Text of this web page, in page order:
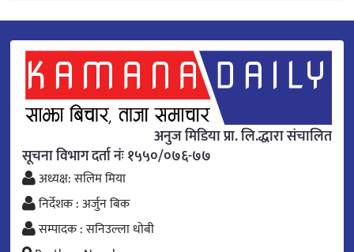
अनुज मिडिया प्रा. लि.द्धारा संचालित
सूचना विभाग दर्ता नंः १५५०/०७६-७७
अध्यक्ष: सलिम मिया
निर्देशक : अर्जुन बिक
सम्पादक : सनिउल्ला धोबी